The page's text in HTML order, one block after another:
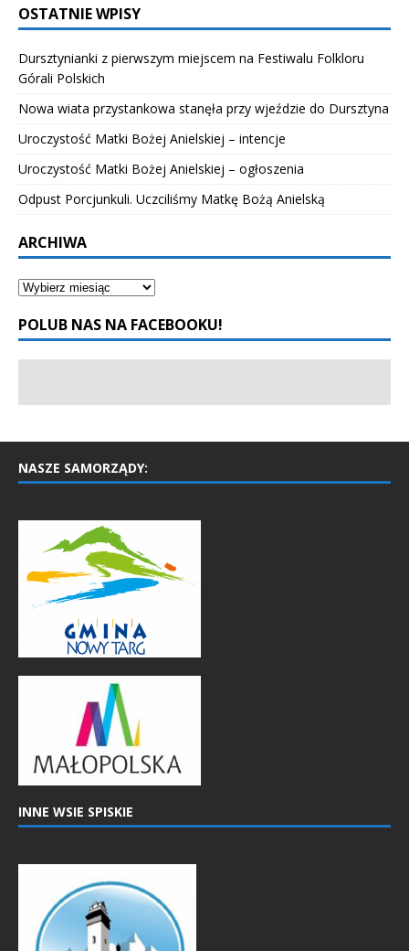
OSTATNIE WPISY
Dursztynianki z pierwszym miejscem na Festiwalu Folkloru
Górali Polskich
Nowa wiata przystankowa stanęła przy wjeździe do Dursztyna
Uroczystość Matki Bożej Anielskiej – intencje
Uroczystość Matki Bożej Anielskiej – ogłoszenia
Odpust Porcjunkuli. Uczciliśmy Matkę Bożą Anielską
ARCHIWA
POLUB NAS NA FACEBOOKU!
NASZE SAMORZĄDY:
INNE WSIE SPISKIE